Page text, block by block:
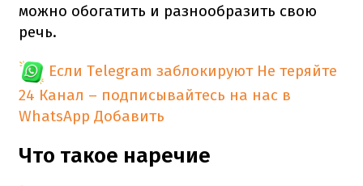
можно обогатить и разнообразить свою
речь.
Если Telegram заблокируют Не теряйте
24 Канал – подписывайтесь на нас в
WhatsApp Добавить
Что такое наречие